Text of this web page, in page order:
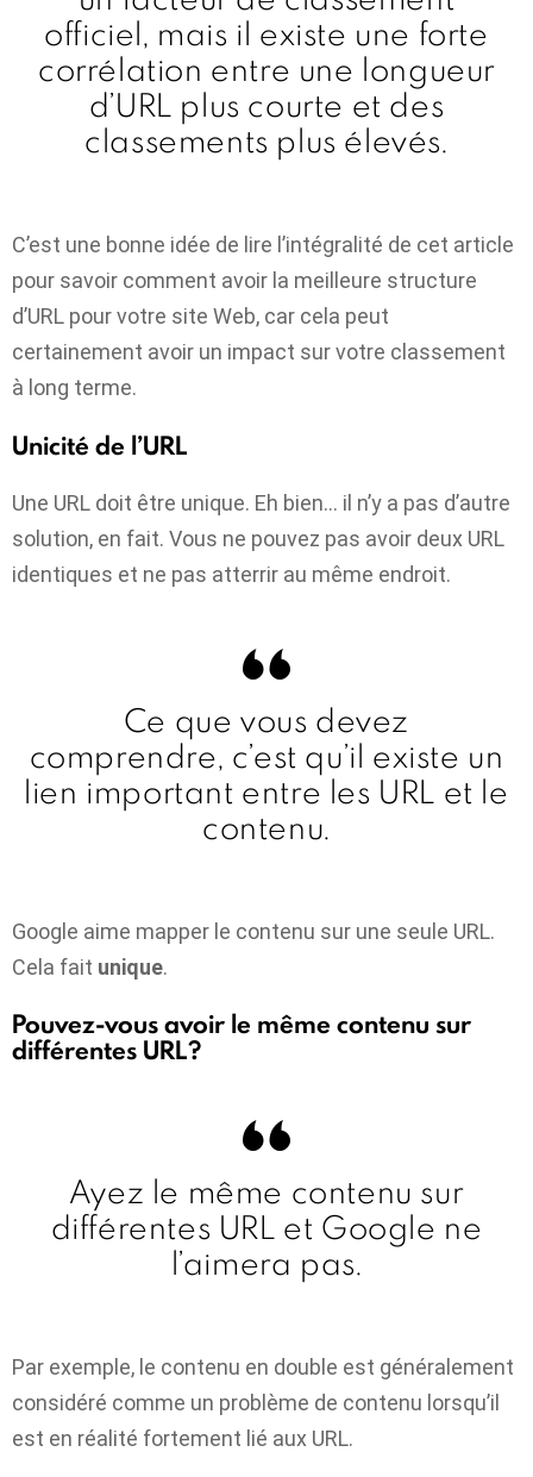
officiel, mais il existe une forte
corrélation entre une longueur
d’URL plus courte et des
classements plus élevés.
C’est une bonne idée de lire l’intégralité de cet article
pour savoir comment avoir la meilleure structure
d’URL pour votre site Web, car cela peut
certainement avoir un impact sur votre classement
à long terme.
Unicité de l’URL
Une URL doit être unique. Eh bien… il n’y a pas d’autre
solution, en fait. Vous ne pouvez pas avoir deux URL
identiques et ne pas atterrir au même endroit.
Ce que vous devez
comprendre, c’est qu’il existe un
lien important entre les URL et le
contenu.
Google aime mapper le contenu sur une seule URL.
Cela fait unique.
Pouvez-vous avoir le même contenu sur
différentes URL?
Ayez le même contenu sur
différentes URL et Google ne
l’aimera pas.
Par exemple, le contenu en double est généralement
considéré comme un problème de contenu lorsqu’il
est en réalité fortement lié aux URL.